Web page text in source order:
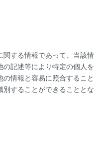
関する情報であって、当該情
記述等により特定の個人を
情報と容易に照合すること
することができることとな